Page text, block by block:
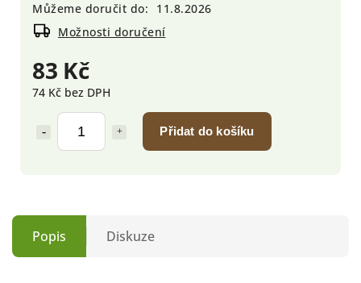
83 Kč
74 Kč bez DPH
Přidat do košíku
Můžeme doručit do:
11.8.2026
Možnosti doručení
Popis Diskuze